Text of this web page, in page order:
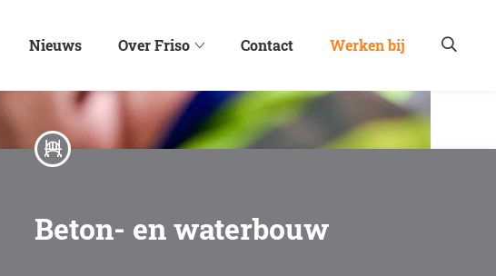
Nieuws Over Friso Contact Werken bij
Beton- en waterbouw